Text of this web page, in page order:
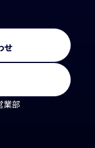
せ
業部